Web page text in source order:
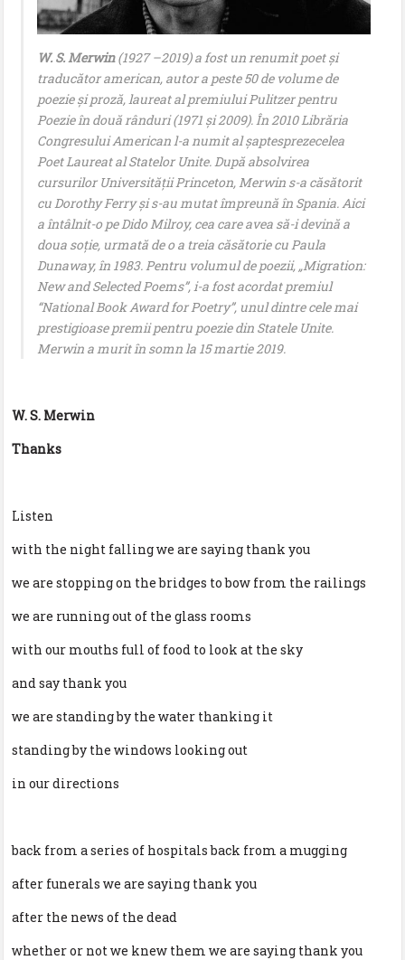
W. S. Merwin(1927 –2019) a fost un renumit poet și
traducător american, autor a peste 50 de volume de
poezie și proză, laureat al premiului Pulitzer pentru
Poezie în două rânduri (1971 și 2009). În 2010 Librăria
Congresului American l-a numit al șaptesprezecelea
Poet Laureat al Statelor Unite. După absolvirea
cursurilor Universității Princeton, Merwin s-a căsătorit
cu Dorothy Ferry și s-au mutat împreună în Spania. Aici
a întâlnit-o pe Dido Milroy, cea care avea să-i devină a
doua soție, urmată de o a treia căsătorie cu Paula
Dunaway, în 1983. Pentru volumul de poezii, „Migration:
New and Selected Poems”, i-a fost acordat premiul
“National Book Award for Poetry”, unul dintre cele mai
prestigioase premii pentru poezie din Statele Unite.
Merwin a murit în somn la 15 martie 2019.
W. S. Merwin
Thanks
Listen
with the night falling we are saying thank you
we are stopping on the bridges to bow from the railings
we are running out of the glass rooms
with our mouths full of food to look at the sky
and say thank you
we are standing by the water thanking it
standing by the windows looking out
in our directions
back from a series of hospitals back from a mugging
after funerals we are saying thank you
after the news of the dead
whether or not we knew them we are saying thank you